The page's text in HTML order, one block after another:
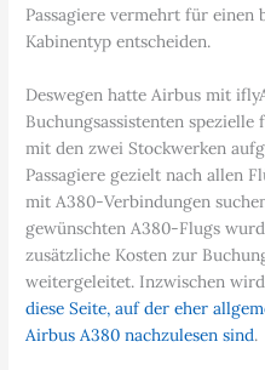
Passagiere vermehrt für
Kabinentyp entscheiden.
Deswegen hatte Airbus mit
Buchungsassistenten
mit den zwei Stockwerken
Passagiere gezielt nach allen
mit A380-Verbindungen
gewünschten A380-Flugs
zusätzliche Kosten zur
weitergeleitet. Inzwischen
diese Seite, auf der eher
Airbus A380 nachzulesen sind.